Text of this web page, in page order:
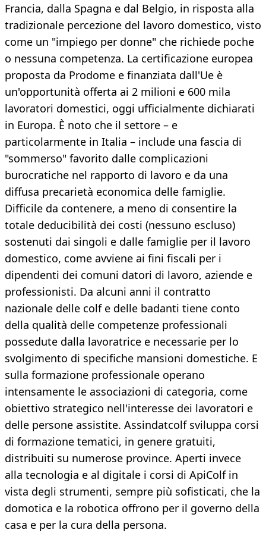
Francia, dalla Spagna e dal Belgio, in risposta alla
tradizionale percezione del lavoro domestico, visto
come un "impiego per donne" che richiede poche
o nessuna competenza. La certificazione europea
proposta da Prodome e finanziata dall'Ue è
un'opportunità offerta ai 2 milioni e 600 mila
lavoratori domestici, oggi ufficialmente dichiarati
in Europa. È noto che il settore – e
particolarmente in Italia – include una fascia di
"sommerso" favorito dalle complicazioni
burocratiche nel rapporto di lavoro e da una
diffusa precarietà economica delle famiglie.
Difficile da contenere, a meno di consentire la
totale deducibilità dei costi (nessuno escluso)
sostenuti dai singoli e dalle famiglie per il lavoro
domestico, come avviene ai fini fiscali per i
dipendenti dei comuni datori di lavoro, aziende e
professionisti. Da alcuni anni il contratto
nazionale delle colf e delle badanti tiene conto
della qualità delle competenze professionali
possedute dalla lavoratrice e necessarie per lo
svolgimento di specifiche mansioni domestiche. E
sulla formazione professionale operano
intensamente le associazioni di categoria, come
obiettivo strategico nell'interesse dei lavoratori e
delle persone assistite. Assindatcolf sviluppa corsi
di formazione tematici, in genere gratuiti,
distribuiti su numerose province. Aperti invece
alla tecnologia e al digitale i corsi di ApiColf in
vista degli strumenti, sempre più sofisticati, che la
domotica e la robotica offrono per il governo della
casa e per la cura della persona.